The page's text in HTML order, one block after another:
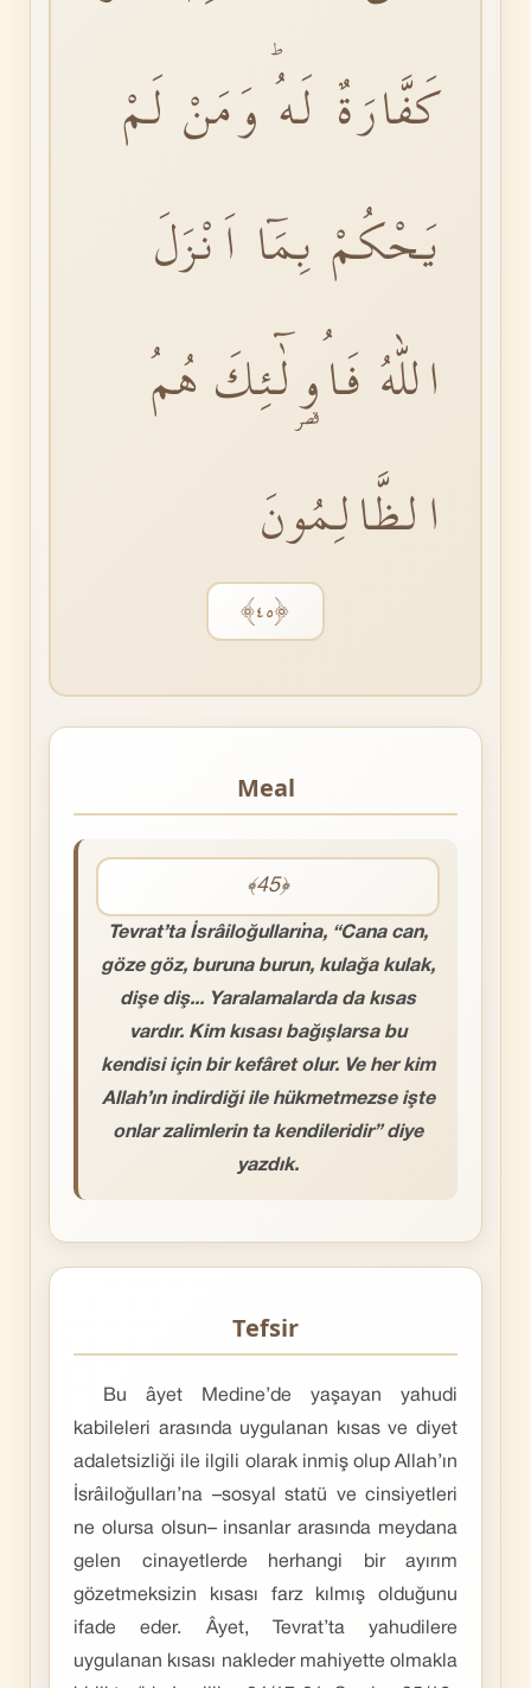
كَفَّارَةٌ لَهُؕ وَمَنْ لَمْ
يَحْكُمْ بِمَٓا اَنْزَلَ
اللّٰهُ فَاُو۬لٰٓئِكَ هُمُ
الظَّالِمُونَ
﴿٤٥﴾
Meal
﴾45﴿
Tevrat’ta İsrâiloğulları’na, “Cana can,
göze göz, buruna burun, kulağa kulak,
dişe diş... Yaralamalarda da kısas
vardır. Kim kısası bağışlarsa bu
kendisi için bir kefâret olur. Ve her kim
Allah’ın indirdiği ile hükmetmezse işte
onlar zalimlerin ta kendileridir” diye
yazdık.
Tefsir
Bu âyet Medine’de yaşayan yahudi
kabileleri arasında uygulanan kısas ve diyet
adaletsizliği ile ilgili olarak inmiş olup Allah’ın
İsrâiloğulları’na –sosyal statü ve cinsiyetleri
ne olursa olsun– insanlar arasında meydana
gelen cinayetlerde herhangi bir ayırım
gözetmeksizin kısası farz kılmış olduğunu
ifade eder. Âyet, Tevrat’ta yahudilere
uygulanan kısası nakleder mahiyette olmakla